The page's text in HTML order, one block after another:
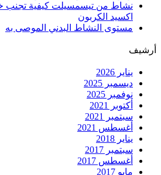
نشاط من تيسمسيلت كيفية تجنب
اكسيد الكربون
مستوى النشاط البدني الموصى به
أرشيف
يناير 2026
ديسمبر 2025
نوفمبر 2025
أكتوبر 2021
سبتمبر 2021
أغسطس 2021
يناير 2018
سبتمبر 2017
أغسطس 2017
مايو 2017